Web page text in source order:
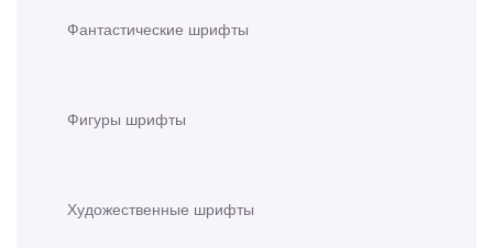
Фантастические шрифты
Фигуры шрифты
Художественные шрифты